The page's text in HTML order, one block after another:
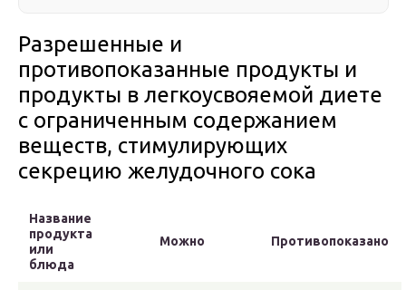
Разрешенные и
противопоказанные продукты и
продукты в легкоусвояемой диете
с ограниченным содержанием
веществ, стимулирующих
секрецию желудочного сока
Название
продукта
или
блюда
Можно Противопоказано